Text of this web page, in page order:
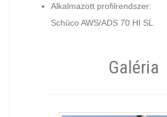
Alkalmazott profilrendszer:
Schüco AWS/ADS 70.HI SL
Galéria